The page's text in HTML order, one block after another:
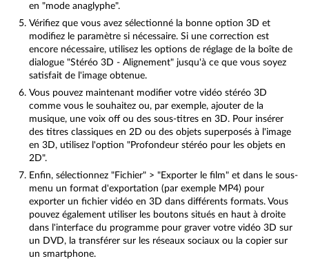
en "mode anaglyphe".
Vérifiez que vous avez sélectionné la bonne option 3D et
modifiez le paramètre si nécessaire. Si une correction est
encore nécessaire, utilisez les options de réglage de la boîte de
dialogue "Stéréo 3D - Alignement" jusqu'à ce que vous soyez
satisfait de l'image obtenue.
Vous pouvez maintenant modifier votre vidéo stéréo 3D
comme vous le souhaitez ou, par exemple, ajouter de la
musique, une voix off ou des sous-titres en 3D. Pour insérer
des titres classiques en 2D ou des objets superposés à l'image
en 3D, utilisez l'option "Profondeur stéréo pour les objets en
2D".
Enfin, sélectionnez "Fichier" > "Exporter le film" et dans le sous-
menu un format d'exportation (par exemple MP4) pour
exporter un fichier vidéo en 3D dans différents formats. Vous
pouvez également utiliser les boutons situés en haut à droite
dans l'interface du programme pour graver votre vidéo 3D sur
un DVD, la transférer sur les réseaux sociaux ou la copier sur
un smartphone.